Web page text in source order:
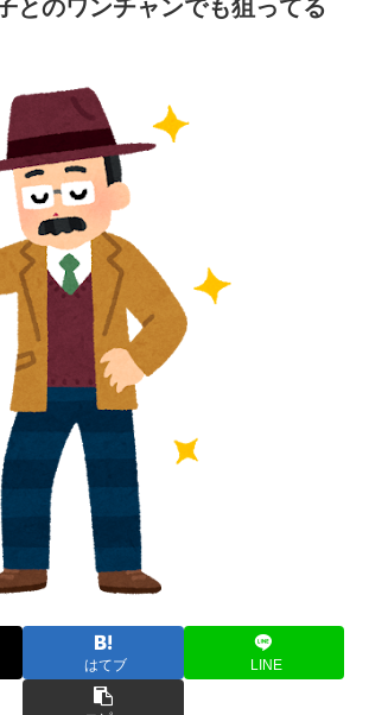
とのワンチャンでも狙ってる
はてブ LINE